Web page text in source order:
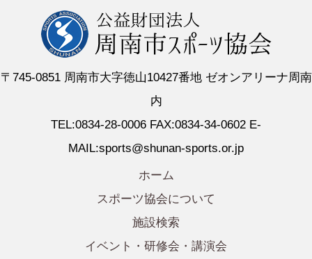
〒745-0851 周南市大字徳山10427番地 ゼオンアリーナ周南
内
TEL:0834-28-0006 FAX:0834-34-0602 E-
MAIL:sports@shunan-sports.or.jp
ホーム
スポーツ協会について
施設検索
イベント・研修会・講演会